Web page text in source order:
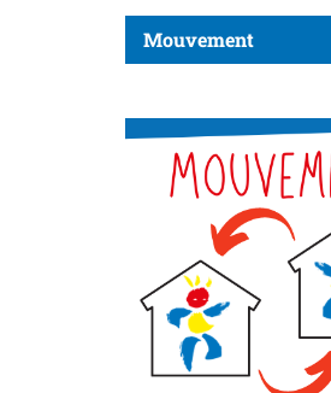
Mouvement